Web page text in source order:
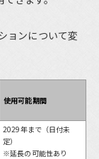
ョンについて変
使用可能期間
2029年まで（日付未
定）
※延長の可能性あり